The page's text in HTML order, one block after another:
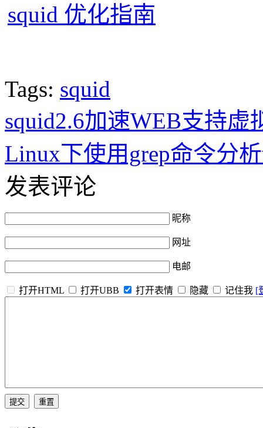
squid 优化指南
Tags: squid
squid2.6加速WEB支持
Linux下使用grep命令分
发表评论
昵称
网址
电邮
打开HTML 打开UBB 打开表情 隐藏 记住我 [